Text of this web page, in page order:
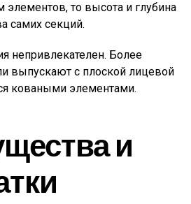
элементов, то высота и глубина
самих секций.
непривлекателен. Более
выпускают с плоской лицевой
коваными элементами.
и